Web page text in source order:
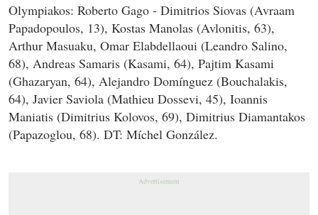
Olympiakos: Roberto Gago - Dimitrios Siovas (Avraam
Papadopoulos, 13), Kostas Manolas (Avlonitis, 63),
Arthur Masuaku, Omar Elabdellaoui (Leandro Salino,
68), Andreas Samaris (Kasami, 64), Pajtim Kasami
(Ghazaryan, 64), Alejandro Domínguez (Bouchalakis,
64), Javier Saviola (Mathieu Dossevi, 45), Ioannis
Maniatis (Dimitrius Kolovos, 69), Dimitrius Diamantakos
(Papazoglou, 68). DT: Míchel González.